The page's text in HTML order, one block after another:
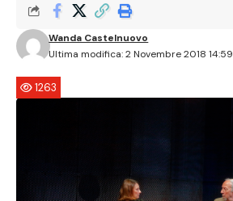
Ultima modifica: 2 Novembre 2018 14:59
Wanda Castelnuovo
1263